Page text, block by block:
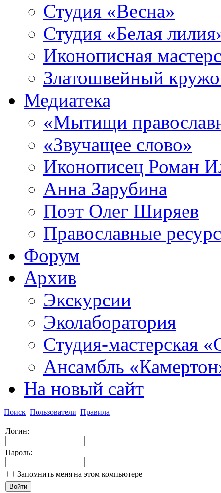
Студия «Весна»
Студия «Белая
Иконописная
Златошвейный
Медиатека
«Мытищи
«Звучащее слово»
Иконописец Роман
Анна Зарубина
Поэт Олег Ширяев
Православные
Форум
Архив
Экскурсии
Эколаборатория
Студия-мастерская
Ансамбль
На новый сайт
Поиск Пользователи Правила
Логин:
Пароль:
Запомнить меня на этом компьютере